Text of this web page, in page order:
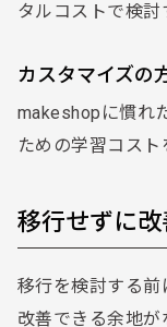
タルコストで検討
カスタマイズの
makeshopに慣れ
ための学習コスト
移行せずに
移行を検討する
改善できる余地